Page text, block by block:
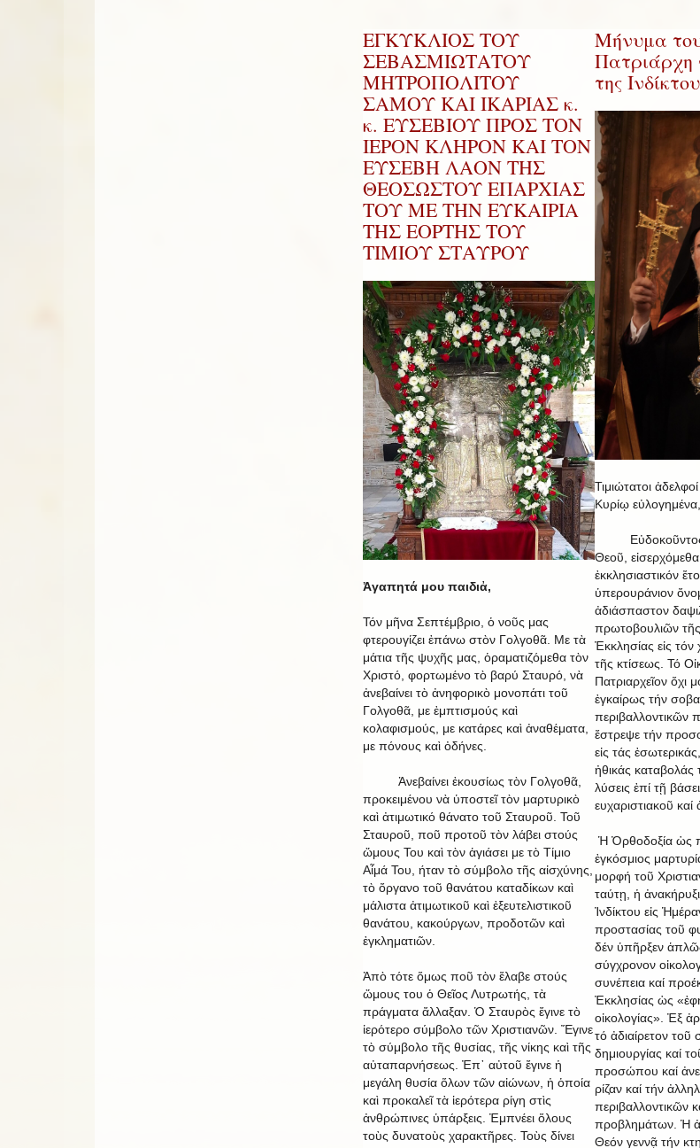
ΕΓΚΥΚΛΙΟΣ ΤΟΥ
ΣΕΒΑΣΜΙΩΤΑΤΟΥ
ΜΗΤΡΟΠΟΛΙΤΟΥ
ΣΑΜΟΥ ΚΑΙ ΙΚΑΡΙΑΣ κ.
κ. ΕΥΣΕΒΙΟΥ ΠΡΟΣ ΤΟΝ
ΙΕΡΟΝ ΚΛΗΡΟΝ ΚΑΙ ΤΟΝ
ΕΥΣΕΒΗ ΛΑΟΝ ΤΗΣ
ΘΕΟΣΩΣΤΟΥ ΕΠΑΡΧΙΑΣ
ΤΟΥ ΜΕ ΤΗΝ ΕΥΚΑΙΡΙΑ
ΤΗΣ ΕΟΡΤΗΣ ΤΟΥ
ΤΙΜΙΟΥ ΣΤΑΥΡΟΥ
Ἀγαπητά μου παιδιἀ,
Τόν μῆνα Σεπτέμβριο, ὁ νοῦς μας
φτερουγίζει ἐπάνω στὸν Γολγοθᾶ. Με τὰ
μάτια τῆς ψυχῆς μας, ὁραματιζόμεθα τὸν
Χριστό, φορτωμένο τὸ βαρύ Σταυρό, νὰ
ἀνεβαίνει τὸ ἀνηφορικὸ μονοπάτι τοῦ
Γολγοθᾶ, με ἐμπτισμούς καὶ
κολαφισμούς, με κατάρες καὶ ἀναθέματα,
με πόνους καὶ ὀδήνες.
Ἀνεβαίνει ἐκουσίως τὸν Γολγοθᾶ,
προκειμένου νὰ ὑποστεῖ τὸν μαρτυρικὸ
καὶ ἀτιμωτικό θάνατο τοῦ Σταυροῦ. Τοῦ
Σταυροῦ, ποῦ προτοῦ τὸν λάβει στούς
ὥμους Του καὶ τὸν ἁγιάσει με τὸ Τίμιο
Αἷμά Του, ήταν τὸ σύμβολο τῆς αἰσχύνης,
τὸ ὄργανο τοῦ θανάτου καταδίκων καὶ
μάλιστα ἀτιμωτικοῦ καὶ ἐξευτελιστικοῦ
θανάτου, κακούργων, προδοτῶν καὶ
ἐγκληματιῶν.
Ἀπὸ τότε ὅμως ποῦ τὸν ἔλαβε στούς
ὥμους του ὁ Θεῖος Λυτρωτής, τὰ
πράγματα ἄλλαξαν. Ὁ Σταυρὸς ἔγινε τὸ
ἱερότερο σύμβολο τῶν Χριστιανῶν. Ἔγινε
τὸ σύμβολο τῆς θυσίας, τῆς νίκης καὶ τῆς
αὐταπαρνήσεως. Ἐπ᾿ αὐτοῦ ἔγινε ἡ
μεγάλη θυσία ὅλων τῶν αἰώνων, ἡ ὁποία
καὶ προκαλεῖ τὰ ἱερότερα ρίγη στὶς
ἀνθρώπινες ὑπάρξεις. Ἐμπνέει ὅλους
τοὺς δυνατοὺς χαρακτῆρες. Τοὺς δίνει
Μήνυμα
Πατριάρχη
της
Τιμιώτατοι
Κυρίῳ εὐλογημένα,
Εὐδοκοῦντος
Θεοῦ,
ἐκκλησιαστικόν
ὑπερουράνιον
ἀδιάσπαστον
πρωτοβουλιῶν
Ἐκκλησίας εἰς
τῆς κτίσεως. Τό
Πατριαρχεῖον ὄχι
ἐγκαίρως τήν
περιβαλλοντικῶν
ἔστρεψε τήν
εἰς τάς
ἠθικάς καταβολάς
λύσεις ἐπί τῇ
ευχαριστιακοῦ καί
Ἡ Ὀρθοδοξία ὡς
ἐγκόσμιος
μορφή τοῦ
ταύτῃ, ἡ
Ἰνδίκτου εἰς
προστασίας τοῦ
δέν ὑπῆρξεν
σύγχρονον
συνέπεια καί
Ἐκκλησίας ὡς
οἰκολογίας». Ἐξ
τό ἀδιαίρετον
δημιουργίας καί
προσώπου καί
ρίζαν καί τήν
περιβαλλοντικῶν
προβλημάτων. Ἡ
Θεόν γεννᾷ τήν